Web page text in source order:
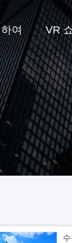
여 VR